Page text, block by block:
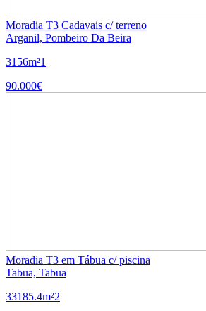
Moradia T3 Cadavais c/ terreno
Arganil, Pombeiro Da Beira
31 56m²1
90.000€
Moradia T3 em Tábua c/ piscina
Tabua, Tabua
33185.4m²2